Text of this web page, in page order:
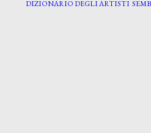
DIZIONARIO DEGLI ARTISTI